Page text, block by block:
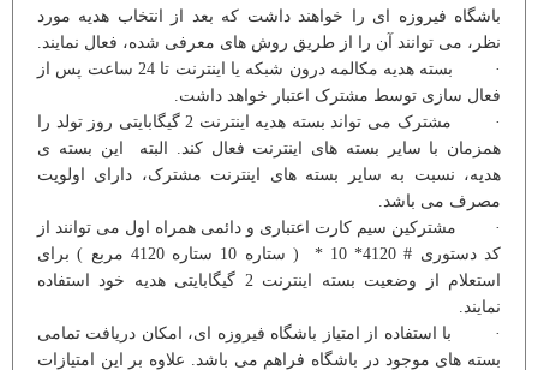
باشگاه فیروزه ای را خواهند داشت که بعد از انتخاب هدیه مورد
نظر، می توانند آن را از طریق روش های معرفی شده، فعال نمایند.
· بسته هدیه مکالمه درون شبکه یا اینترنت تا 24 ساعت پس از
فعال سازی توسط مشترک اعتبار خواهد داشت.
· مشترک می تواند بسته هدیه اینترنت 2 گیگابایتی روز تولد را
همزمان با سایر بسته های اینترنت فعال کند. البته این بسته ی
هدیه، نسبت به سایر بسته های اینترنت مشترک، دارای اولویت
مصرف می باشد.
· مشترکین سیم کارت اعتباری و دائمی همراه اول می توانند از
کد دستوری # 4120* 10 * ( ستاره 10 ستاره 4120 مربع ) برای
استعلام از وضعیت بسته اینترنت 2 گیگابایتی هدیه خود استفاده
نمایند.
· با استفاده از امتیاز باشگاه فیروزه ای، امکان دریافت تمامی
بسته های موجود در باشگاه فراهم می باشد. علاوه بر این امتیازات